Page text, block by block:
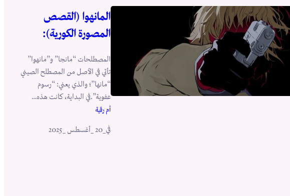
المانهوا (القصص
المصورة الكورية):
المصطلحات “مانجا” و”مانهوا”
تأتي في الأصل من المصطلح الصيني
“مانها”؛ والذي يعني: “رسوم
عفوية”.في البداية، كانت هذه…
أم رقية
في_20 _أغسطس _2025